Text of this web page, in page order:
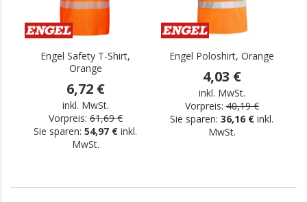
Engel Safety T-Shirt,
Orange
6,72 €
inkl. MwSt.
Vorpreis: 61,69 €
Sie sparen: 54,97 € inkl.
MwSt.
Engel Poloshirt, Orange
4,03 €
inkl. MwSt.
Vorpreis: 40,19 €
Sie sparen: 36,16 € inkl.
MwSt.